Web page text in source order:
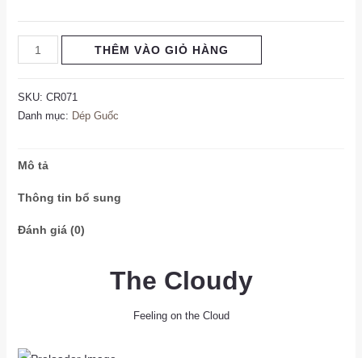
THÊM VÀO GIỎ HÀNG
SKU: CR071
Danh mục: Dép Guốc
Mô tả
Thông tin bổ sung
Đánh giá (0)
The Cloudy
Feeling on the Cloud